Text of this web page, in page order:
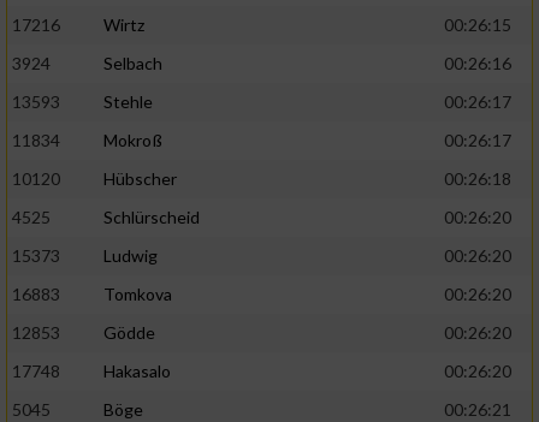
17216
Wirtz
00:26:15
3924
Selbach
00:26:16
13593
Stehle
00:26:17
11834
Mokroß
00:26:17
10120
Hübscher
00:26:18
4525
Schlürscheid
00:26:20
15373
Ludwig
00:26:20
16883
Tomkova
00:26:20
12853
Gödde
00:26:20
17748
Hakasalo
00:26:20
5045
Böge
00:26:21